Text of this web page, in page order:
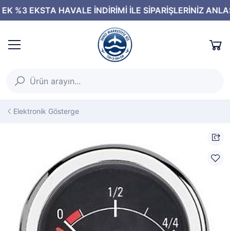
Elektronik Gösterge